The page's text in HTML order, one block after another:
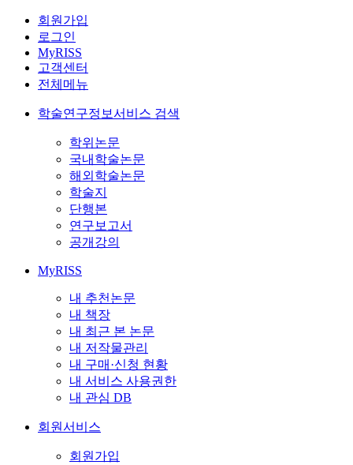
회원가입
로그인
MyRISS
고객센터
전체메뉴
학술연구정보서비스 검색
학위논문
국내학술논문
해외학술논문
학술지
단행본
연구보고서
공개강의
MyRISS
내 추천논문
내 책장
내 최근 본 논문
내 저작물관리
내 구매·신청 현황
내 서비스 사용권한
내 관심 DB
회원서비스
회원가입